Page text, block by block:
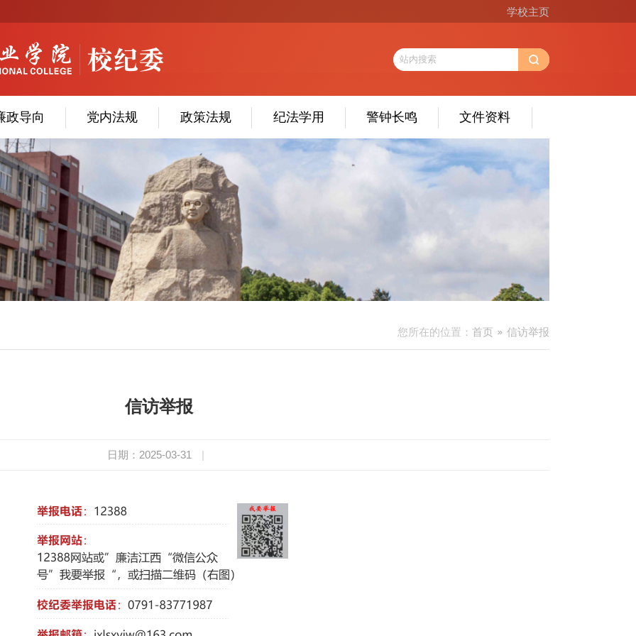
学校主页
政导向 党内法规 政策法规 纪法学用 警钟长鸣 文件资料
您所在的位置： 首页 信访举报
信访举报
日期：2025-03-31 |